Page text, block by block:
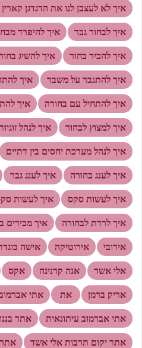
איך לא לעצבן לנו את הדגדגן
איך לבחור גבר איך להיפרד
איך להכיר בחור איך להשיג
איך להתגבר על משבר איך
איך להתחיל עם בחורה איך
איך למצוץ לבחור איך לנהל
איך לנהל מערכת יחסים בין דתיים
איך לענג בחורה איך לענג גבר
איך לעשות סקס איך לעשות
איך לרדת לבחורה איך מכירים
אירובי אירוטיקה אישה
אלי אשד אנה קרנינה אקס
אריק ברמן את אתי
אתי אברמוב עיתונאית אתר
אתר יקום תרבות אלי אשד